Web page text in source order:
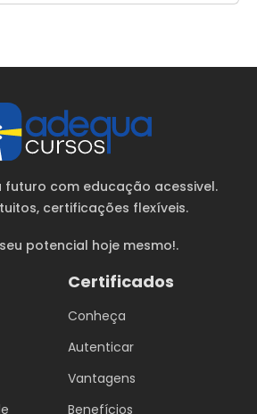
futuro com educação acessivel.
, certificações flexíveis.
potencial hoje mesmo!.
Certificados
Conheça
Autenticar
Vantagens
Benefícios